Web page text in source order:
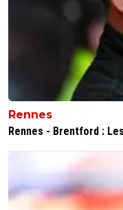
Rennes
Rennes - Brentford :